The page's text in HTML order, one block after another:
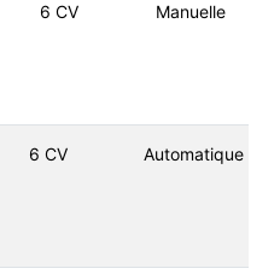
6 CV Manuelle
6 CV Automatique